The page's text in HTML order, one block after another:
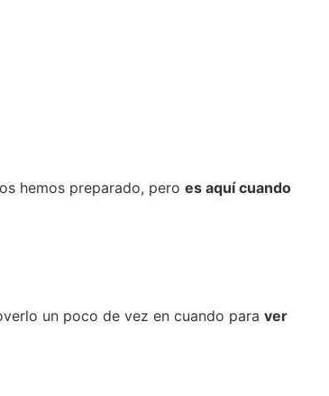
hemos preparado, pero es aquí cuando
un poco de vez en cuando para ver